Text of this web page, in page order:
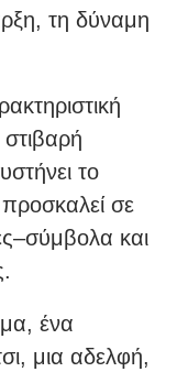
τη δύναμη
το
σε
και
ένα
μια αδελφή,